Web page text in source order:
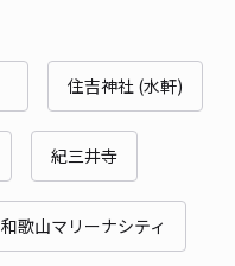
住吉神社 (水軒)
紀三井寺
和歌山マリーナシティ